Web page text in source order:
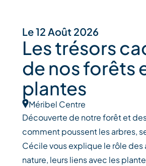
Le 12 Août 2026
Les trésors
de nos forêts
plantes
Méribel Centre
Découverte de notre forêt et
comment poussent les arbres,
Cécile vous explique le rôle des
nature, leurs liens avec les